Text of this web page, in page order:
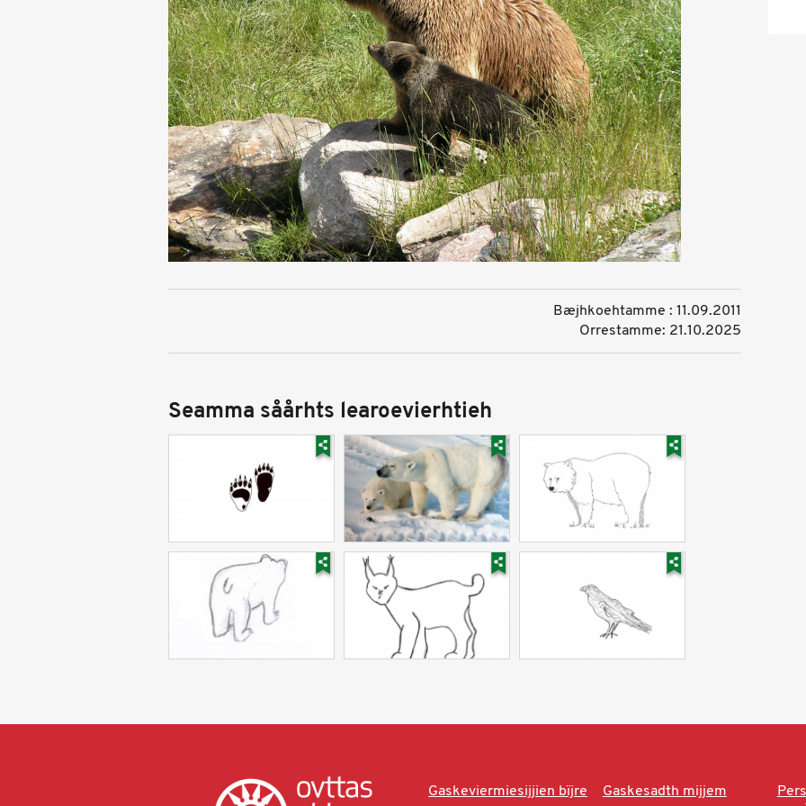
Bæjhkoehtamme : 11.09.2011
Orrestamme: 21.10.2025
Seamma såårhts learoevierhtieh
Gaskeviermiesijjien bïjre Gaskesadth mijjem